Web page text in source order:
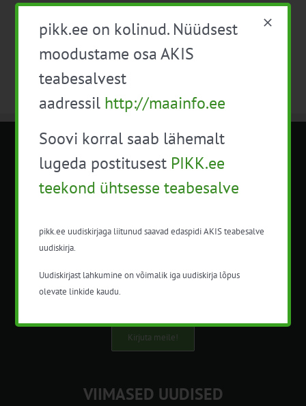
METK NÕUANDETEENISTUS
Nõuandeteenistuse nimetuse alt
nõustamisteenuseid.
info@pikk.ee
Kirjuta meile!
VIIMASED UUDISED
pikk.ee on kolinud. Nüüdsest
moodustame osa AKIS
teabesalvest
aadressil http://maainfo.ee
Soovi korral saab lähemalt
lugeda postitusest PIKK.ee
teekond ühtsesse teabesalve
pikk.ee uudiskirjaga liitunud saavad edaspidi AKIS teabesalve
uudiskirja.
Uudiskirjast lahkumine on võimalik iga uudiskirja lõpus
olevate linkide kaudu.